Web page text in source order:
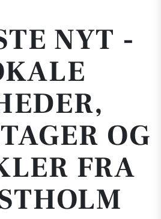
NYT -
OG
FRA